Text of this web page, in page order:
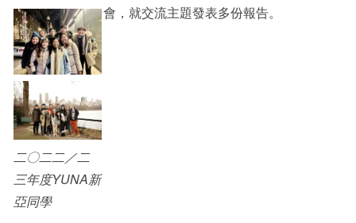
二〇二二／二
三年度YUNA新
亞同學
會，就交流主題發表多份報告。